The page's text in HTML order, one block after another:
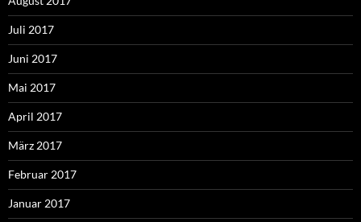
Juli 2017
Juni 2017
Mai 2017
April 2017
März 2017
Februar 2017
Januar 2017